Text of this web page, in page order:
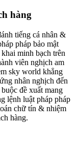
hàng
tiếng cá nhân &
pháp bảo mật
minh bạch trên
viên nghịch am
sky world khẳng
nhân nghịch đến
đề xuất mang
lệnh luật pháp pháp
chữ tín & nhiệm
hàng.